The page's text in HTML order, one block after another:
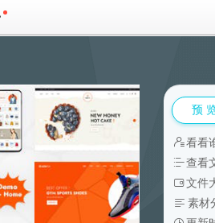
预
看看
查看
文件
素材